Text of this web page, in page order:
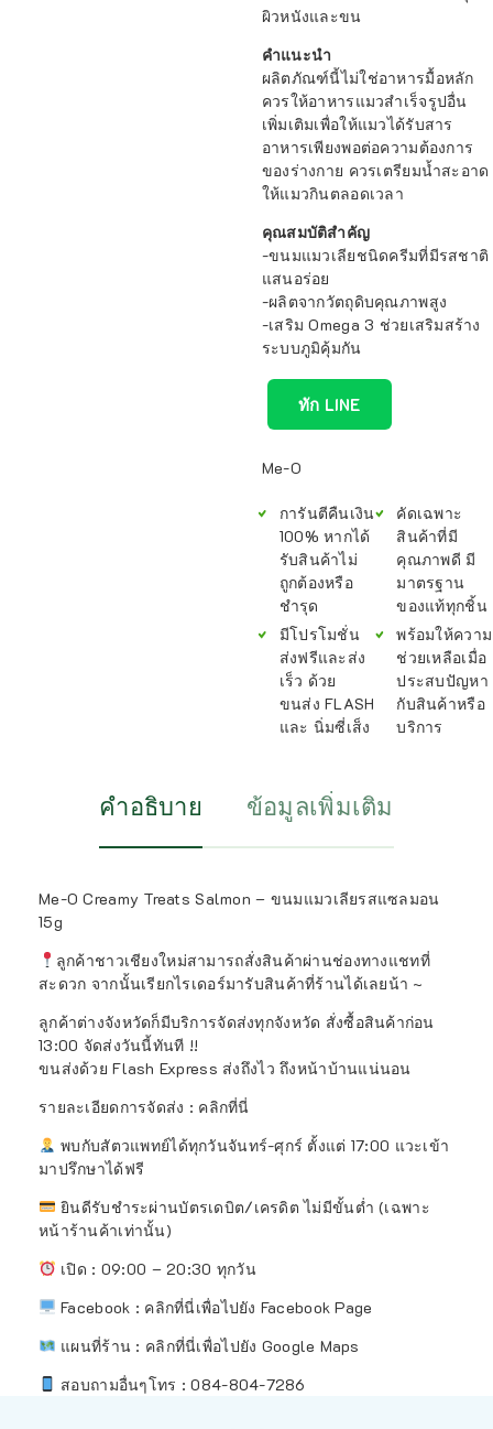
ผิวหนังและขน
คำแนะนำ
ผลิตภัณฑ์นี้ไม่ใช่อาหารมื้อหลัก
ควรให้อาหารแมวสำเร็จรูปอื่น
เพิ่มเติมเพื่อให้แมวได้รับสาร
อาหารเพียงพอต่อความต้องการ
ของร่างกาย ควรเตรียมน้ำสะอาด
ให้แมวกินตลอดเวลา
คุณสมบัติสำคัญ
-ขนมแมวเลียชนิดครีมที่มีรสชาติ
แสนอร่อย
-ผลิตจากวัตถุดิบคุณภาพสูง
-เสริม Omega 3 ช่วยเสริมสร้าง
ระบบภูมิคุ้มกัน
ทัก LINE
Me-O
การันตีคืนเงิน
100% หากได้
รับสินค้าไม่
ถูกต้องหรือ
ชำรุด
มีโปรโมชั่น
ส่งฟรีและส่ง
เร็ว ด้วย
ขนส่ง FLASH
และ นิ่มซี่เส็ง
คัดเฉพาะ
สินค้าที่มี
คุณภาพดี มี
มาตรฐาน
ของแท้ทุกชิ้น
พร้อมให้ความ
ช่วยเหลือเมื่อ
ประสบปัญหา
กับสินค้าหรือ
บริการ
คำอธิบาย ข้อมูลเพิ่มเติม
Me-O Creamy Treats Salmon – ขนมแมวเลียรสแซลมอน
15g
ลูกค้าชาวเชียงใหม่สามารถสั่งสินค้าผ่านช่องทางแชทที่
สะดวก จากนั้นเรียกไรเดอร์มารับสินค้าที่ร้านได้เลยน้า ~
ลูกค้าต่างจังหวัดก็มีบริการจัดส่งทุกจังหวัด สั่งซื้อสินค้าก่อน
13:00 จัดส่งวันนี้ทันที !!
ขนส่งด้วย Flash Express ส่งถึงไว ถึงหน้าบ้านแน่นอน
รายละเอียดการจัดส่ง : คลิกที่นี่
พบกับสัตวแพทย์ได้ทุกวันจันทร์-ศุกร์ ตั้งแต่ 17:00 แวะเข้า
มาปรึกษาได้ฟรี
ยินดีรับชำระผ่านบัตรเดบิต/เครดิต ไม่มีขั้นต่ำ (เฉพาะ
หน้าร้านค้าเท่านั้น)
เปิด : 09:00 – 20:30 ทุกวัน
Facebook : คลิกที่นี่เพื่อไปยัง Facebook Page
แผนที่ร้าน : คลิกที่นี่เพื่อไปยัง Google Maps
สอบถามอื่นๆโทร : 084-804-7286